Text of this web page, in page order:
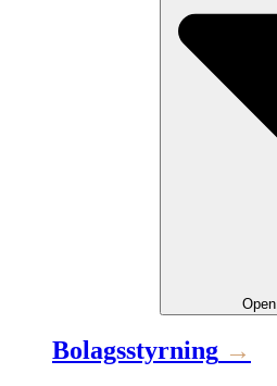
Open
Bolagsstyrning →